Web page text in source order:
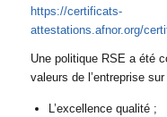
https://certificats-
attestations.afnor.org/
Une politique RSE a été
valeurs de l’entreprise
L’excellence qualité ;